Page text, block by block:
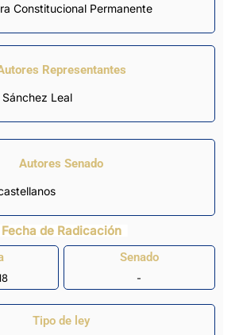
Constitucional Permanente
Representantes
Sánchez Leal
Autores Senado
Fecha de Radicación
Senado
-
Tipo de ley